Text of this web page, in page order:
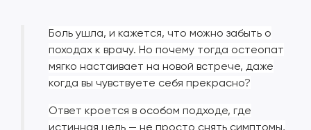
Боль ушла, и кажется, что можно забыть о
походах к врачу. Но почему тогда остеопат
мягко настаивает на новой встрече, даже
когда вы чувствуете себя прекрасно?
Ответ кроется в особом подходе, где
истинная цель — не просто снять симптомы,